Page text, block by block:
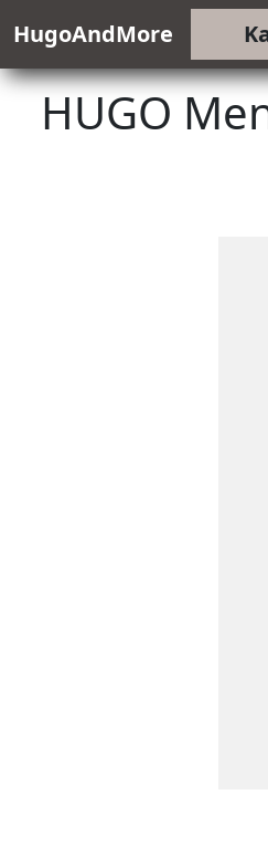
HugoAndMore
HUGO